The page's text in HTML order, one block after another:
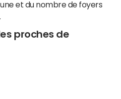
et du nombre de foyers
proches de